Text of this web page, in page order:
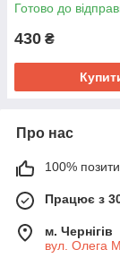
Готово до
430 ₴
Про нас
100%
Працює з
м. Чернігів
вул. Олега